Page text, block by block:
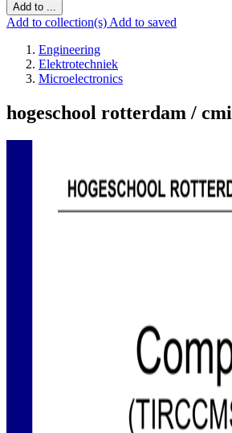
Add to ...
Add to collection(s) Add to saved
Engineering
Elektrotechniek
Microelectronics
hogeschool rotterdam / cmi